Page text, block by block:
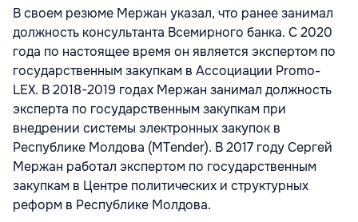
В своем резюме Мержан указал, что ранее занимал
должность консультанта Всемирного банка. С 2020
года по настоящее время он является экспертом по
государственным закупкам в Ассоциации Promo-
LEX. В 2018-2019 годах Мержан занимал должность
эксперта по государственным закупкам при
внедрении системы электронных закупок в
Республике Молдова (MTender). В 2017 году Сергей
Мержан работал экспертом по государственным
закупкам в Центре политических и структурных
реформ в Республике Молдова.